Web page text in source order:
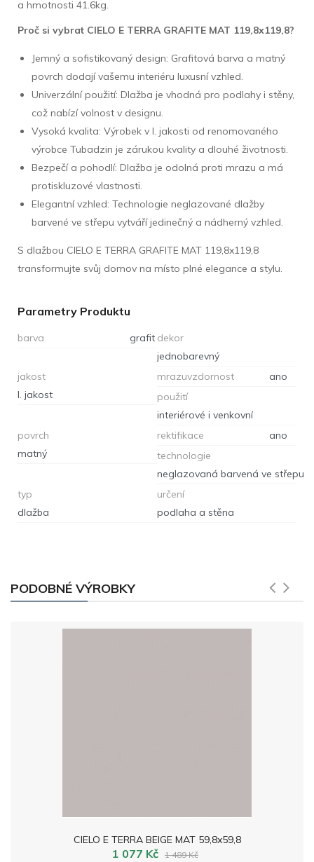
a hmotnosti 41.6kg.
Proč si vybrat CIELO E TERRA GRAFITE MAT 119,8x119,8?
Jemný a sofistikovaný design: Grafitová barva a matný
povrch dodají vašemu interiéru luxusní vzhled.
Univerzální použití: Dlažba je vhodná pro podlahy i stěny,
což nabízí volnost v designu.
Vysoká kvalita: Výrobek v I. jakosti od renomovaného
výrobce Tubadzin je zárukou kvality a dlouhé životnosti.
Bezpečí a pohodlí: Dlažba je odolná proti mrazu a má
protiskluzové vlastnosti.
Elegantní vzhled: Technologie neglazované dlažby
barvené ve střepu vytváří jedinečný a nádherný vzhled.
S dlažbou CIELO E TERRA GRAFITE MAT 119,8x119,8
transformujte svůj domov na místo plné elegance a stylu.
Parametry Produktu
barva grafit dekor
jednobarevný
jakost
I. jakost
mrazuvzdornost
ano
použití
interiérové i venkovní
povrch
matný
rektifikace
ano
technologie
neglazovaná barvená ve střepu
typ
dlažba
určení
podlaha a stěna
PODOBNÉ VÝROBKY
CIELO E TERRA BEIGE MAT 59,8x59,8
1 077 Kč 1 489 Kč